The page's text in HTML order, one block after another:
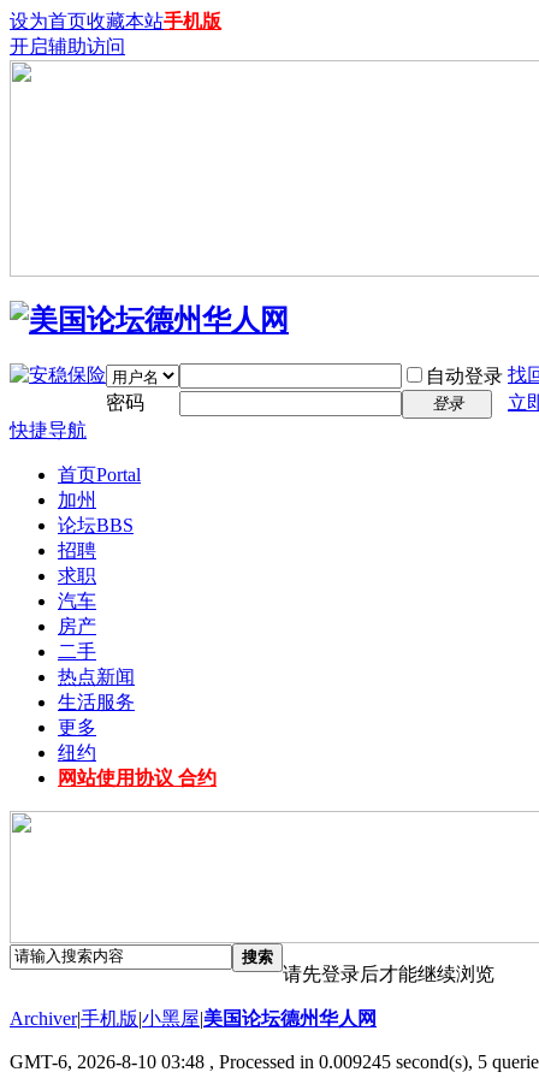
设为首页收藏本站手机版
开启辅助访问
自动登录 找
密码
登录
立
快捷导航
首页Portal
加州
论坛BBS
招聘
求职
汽车
房产
二手
热点新闻
生活服务
更多
纽约
网站使用协议 合约
搜索
请先登录后才能继续浏览
Archiver|手机版|小黑屋|美国论坛德州华人网
GMT-6, 2026-8-10 03:48 , Processed in 0.009245 second(s), 5